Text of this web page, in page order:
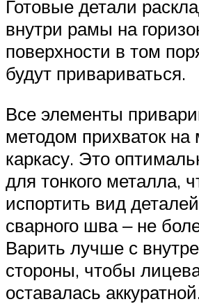
Готовые детали
внутри рамы на
поверхности в том
будут привариваться.
Все элементы
методом прихваток на
каркасу. Это
для тонкого металла,
испортить вид
сварного шва ‒ не
Варить лучше с
стороны, чтобы
оставалась